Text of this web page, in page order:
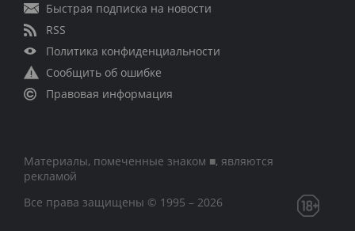
Быстрая подписка на новости
RSS
Политика конфиденциальности
Сообщить об ошибке
Правовая информация
Материалы, помеченные знаком ■, являются
рекламой
Все права защищены © 1995 – 2026